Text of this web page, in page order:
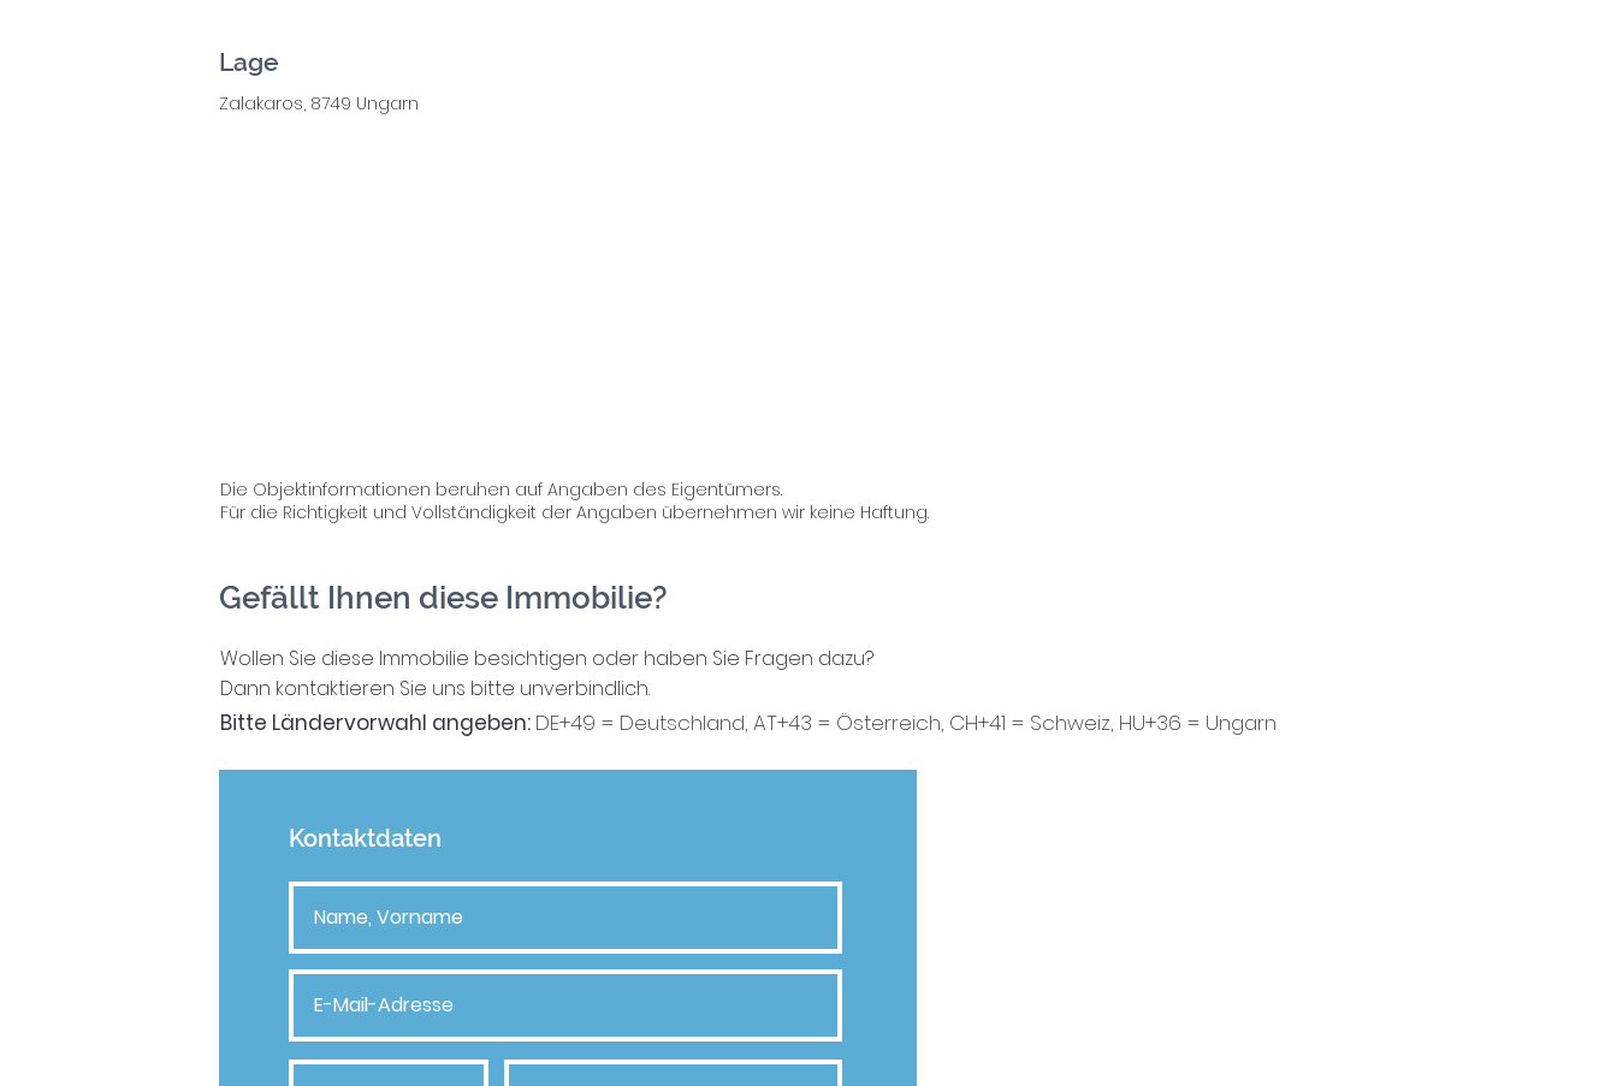
Lage
Zalakaros, 8749 Ungarn
Die Objektinformationen beruhen auf Angaben des Eigentümers.
Für die Richtigkeit und Vollständigkeit der Angaben übernehmen wir keine Haftung.
Gefällt Ihnen diese Immobilie?
Wollen Sie diese Immobilie besichtigen oder haben Sie Fragen dazu?
Dann kontaktieren Sie uns bitte unverbindlich.
Bitte Ländervorwahl angeben: DE+49 = Deutschland, AT+43 = Österreich, CH+41 = Schweiz, HU+36 = Ungarn
Kontaktdaten